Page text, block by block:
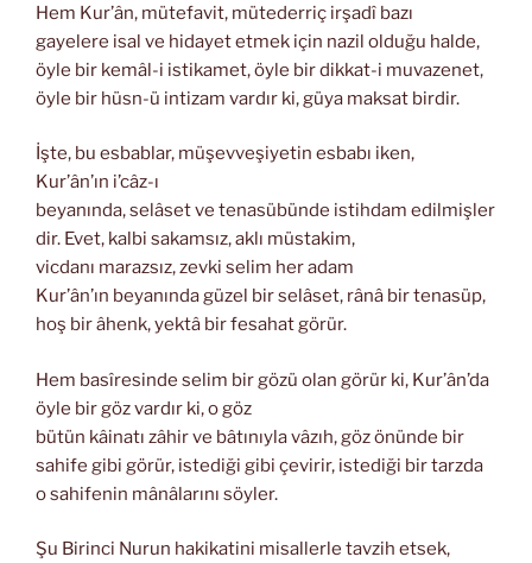
Hem Kur’ân, mütefavit, mütederriç irşadî bazı
gayelere isal ve hidayet etmek için nazil olduğu halde,
öyle bir kemâl-i istikamet, öyle bir dikkat-i muvazenet,
öyle bir hüsn-ü intizam vardır ki, güya maksat birdir.
İşte, bu esbablar, müşevveşiyetin esbabı iken,
Kur’ân’ın i’câz-ı
beyanında, selâset ve tenasübünde istihdam edilmişler
dir. Evet, kalbi sakamsız, aklı müstakim,
vicdanı marazsız, zevki selim her adam
Kur’ân’ın beyanında güzel bir selâset, rânâ bir tenasüp,
hoş bir âhenk, yektâ bir fesahat görür.
Hem basîresinde selim bir gözü olan görür ki, Kur’ân’da
öyle bir göz vardır ki, o göz
bütün kâinatı zâhir ve bâtınıyla vâzıh, göz önünde bir
sahife gibi görür, istediği gibi çevirir, istediği bir tarzda
o sahifenin mânâlarını söyler.
Şu Birinci Nurun hakikatini misallerle tavzih etsek,